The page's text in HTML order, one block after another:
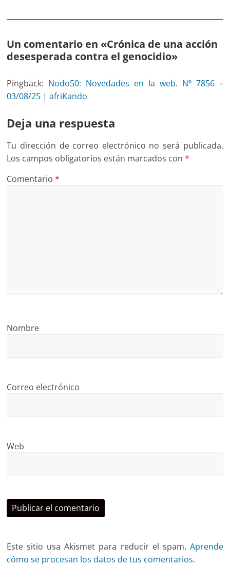
Un comentario en «Crónica de una acción
desesperada contra el genocidio»
Pingback: Nodo50: Novedades en la web. Nº 7856 –
03/08/25 | afriKando
Deja una respuesta
Tu dirección de correo electrónico no será publicada.
Los campos obligatorios están marcados con*
Comentario*
Nombre
Correo electrónico
Web
Este sitio usa Akismet para reducir el spam. Aprende
cómo se procesan los datos de tus comentarios.